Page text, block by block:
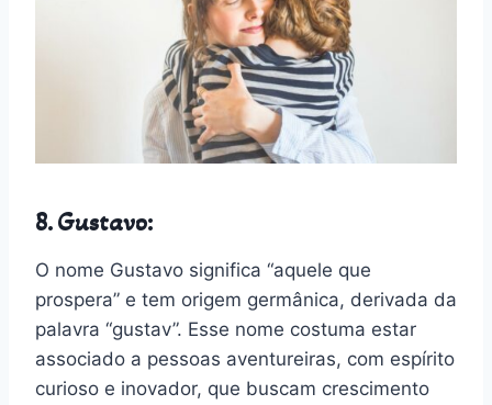
8. Gustavo:
O nome Gustavo significa “aquele que
prospera” e tem origem germânica, derivada da
palavra “gustav”. Esse nome costuma estar
associado a pessoas aventureiras, com espírito
curioso e inovador, que buscam crescimento